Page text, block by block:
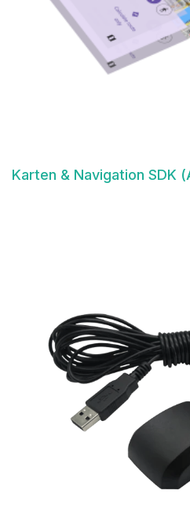
Karten & Navigation SDK